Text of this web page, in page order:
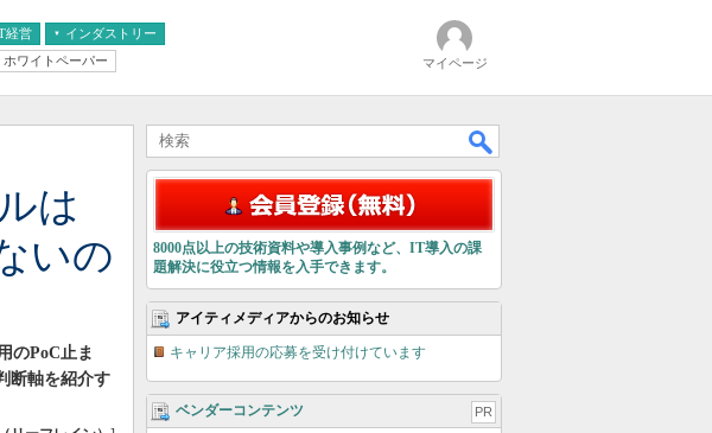
経営 インダストリー
ホワイトペーパー マイページ
は
いの
のPoC止ま
断軸を紹介す
8000点以上の技術資料や導入事例など、IT導入の課
題解決に役立つ情報を入手できます。
アイティメディアからのお知らせ
キャリア採用の応募を受け付けています
ベンダーコンテンツ PR